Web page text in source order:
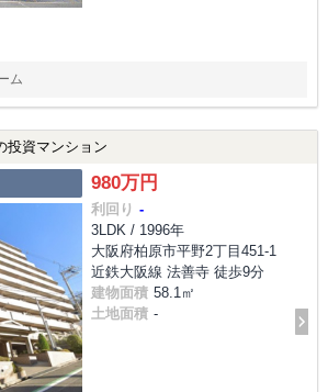
ム
投資マンション
980万円
利回り -
3LDK / 1996年
大阪府柏原市平野2丁目451-1
近鉄大阪線 法善寺 徒歩9分
建物面積 58.1㎡
土地面積 -